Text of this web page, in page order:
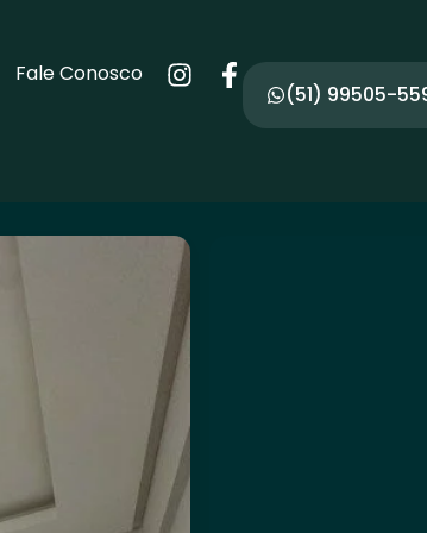
Fale Conosco
(51) 99505-